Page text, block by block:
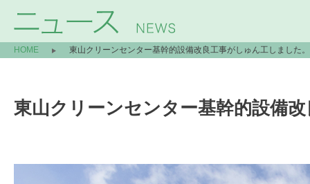
HOME 東山クリーンセンター基幹的設備改良工事がしゅん工しました。
東山クリーンセンター基幹的設備